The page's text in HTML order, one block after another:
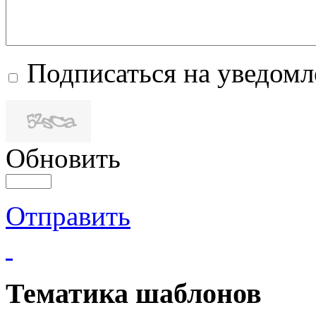
Подписаться на
Обновить
Отправить
Тематика шаблонов